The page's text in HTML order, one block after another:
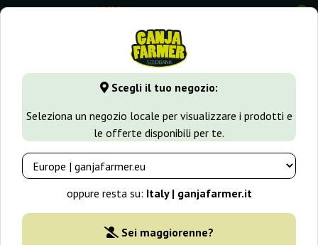
Scegli il tuo negozio:
Seleziona un negozio locale per visualizzare i prodotti e
le offerte disponibili per te.
oppure resta su: Italy | ganjafarmer.it
Sei maggiorenne?
0
GanjaFarmer.it Tipi di Semi Semi di Cannabis Autofiorenti